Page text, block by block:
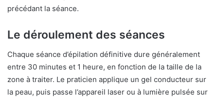
précédant la séance.
Le déroulement des séances
Chaque séance d’épilation définitive dure généralement
entre 30 minutes et 1 heure, en fonction de la taille de la
zone à traiter. Le praticien applique un gel conducteur sur
la peau, puis passe l’appareil laser ou à lumière pulsée sur